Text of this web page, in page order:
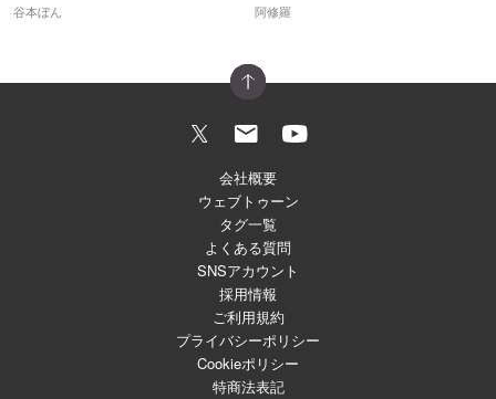
谷本ぼん 阿修羅
会社概要
ウェブトゥーン
タグ一覧
よくある質問
SNSアカウント
採用情報
ご利用規約
プライバシーポリシー
Cookieポリシー
特商法表記